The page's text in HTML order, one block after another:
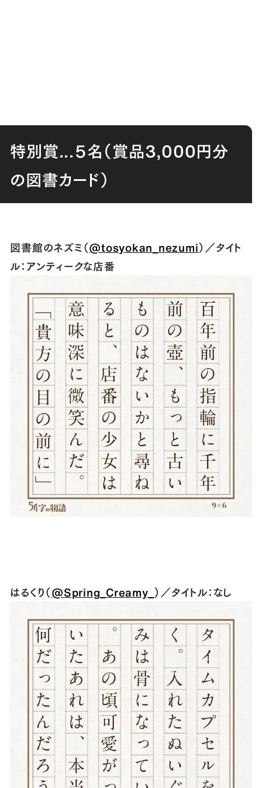
特別賞...５名（賞品3,000円分
の図書カード）
図書館のネズミ（@tosyokan_nezumi）／タイト
ル：アンティークな店番
はるくり（@Spring_Creamy_ ）／タイトル：なし